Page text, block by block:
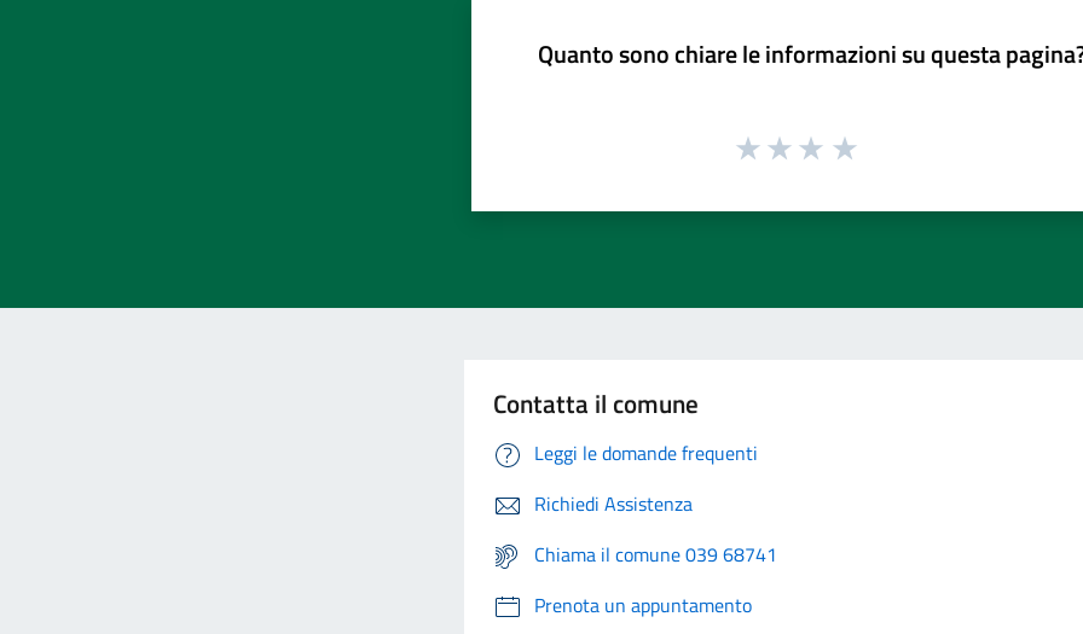
Quanto sono chiare le informazioni su questa
Contatta il comune
Leggi le domande frequenti
Richiedi Assistenza
Chiama il comune 039 68741
Prenota un appuntamento